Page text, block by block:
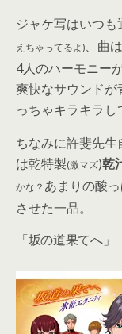
ジャケ写はいつも
えちゃってるよ)、曲は
4人のハーモニー
爽快なサウンド
っちゃキラキラし
ちなみに許斐先
は乾特製(激マズ)乾
かな？ あまりの酸
させた一品。
「坂の道果てへ」